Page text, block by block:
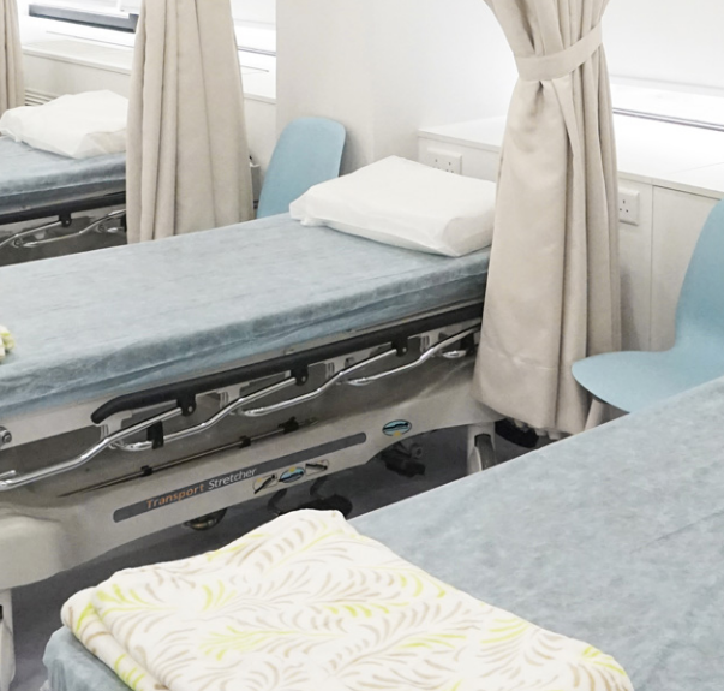
生育服務
安全的醫療服務，使夫婦們安心地接受專業診斷和治療，提高受孕的機